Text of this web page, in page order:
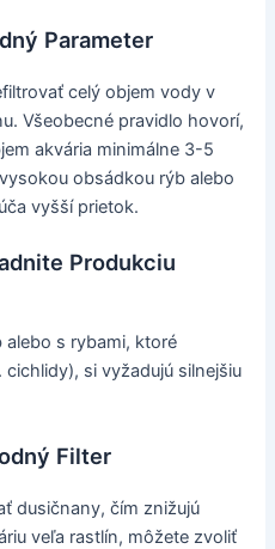
Parameter
celý objem vody v
Všeobecné pravidlo hovorí,
akvária minimálne 3-5
obsádkou rýb alebo
vyšší prietok.
Produkciu
s rybami, ktoré
si vyžadujú silnejšiu
Filter
dusičnany, čím znižujú
veľa rastlín, môžete zvoliť